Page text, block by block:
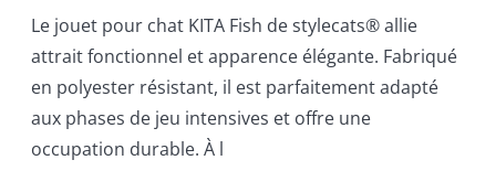
Le jouet pour chat KITA Fish de stylecats® allie
attrait fonctionnel et apparence élégante. Fabriqué
en polyester résistant, il est parfaitement adapté
aux phases de jeu intensives et offre une
occupation durable. À l